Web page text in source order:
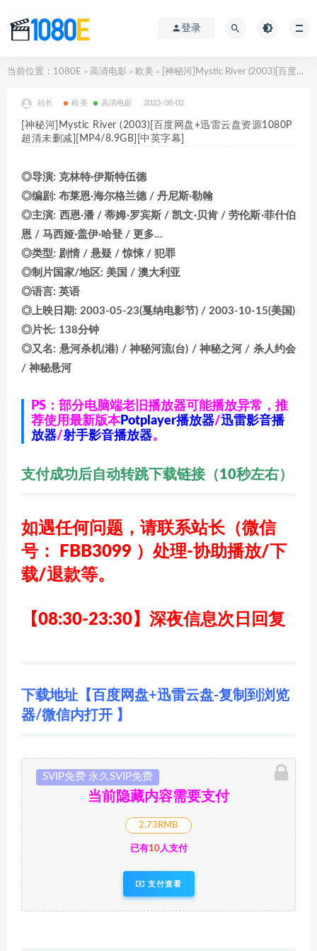
登录
当前位置： 1080E > 高清电影 > 欧美 > [神秘河]Mystic River (2003)[百度网盘+迅雷云盘资源1080P超清未删减][MP4/8.9GB][中英字幕]
站长 欧美 高清电影 2023-08-02
[神秘河]Mystic River (2003)[百度网盘+迅雷云盘资源1080P
超清未删减][MP4/8.9GB][中英字幕]
◎导演: 克林特·伊斯特伍德
◎编剧: 布莱恩·海尔格兰德 / 丹尼斯·勒翰
◎主演: 西恩·潘 / 蒂姆·罗宾斯 / 凯文·贝肯 / 劳伦斯·菲什伯
恩 / 马西娅·盖伊·哈登 / 更多…
◎类型: 剧情 / 悬疑 / 惊悚 / 犯罪
◎制片国家/地区: 美国 / 澳大利亚
◎语言: 英语
◎上映日期: 2003-05-23(戛纳电影节) / 2003-10-15(美国)
◎片长: 138分钟
◎又名: 悬河杀机(港) / 神秘河流(台) / 神秘之河 / 杀人约会
/ 神秘悬河
PS：部分电脑端老旧播放器可能播放异常，推
荐使用最新版本Potplayer播放器/迅雷影音播
放器/射手影音播放器。
支付成功后自动转跳下载链接（10秒左右）
如遇任何问题，请联系站长（微信
号： FBB3099 ） 处理-协助播放/下
载/退款等。
【08:30-23:30】深夜信息次日回复
下载地址【百度网盘+迅雷云盘-复制到浏览
器/微信内打开 】
SVIP免费 永久SVIP免费
当前隐藏内容需要支付
2.73RMB
已有10人支付
支付查看